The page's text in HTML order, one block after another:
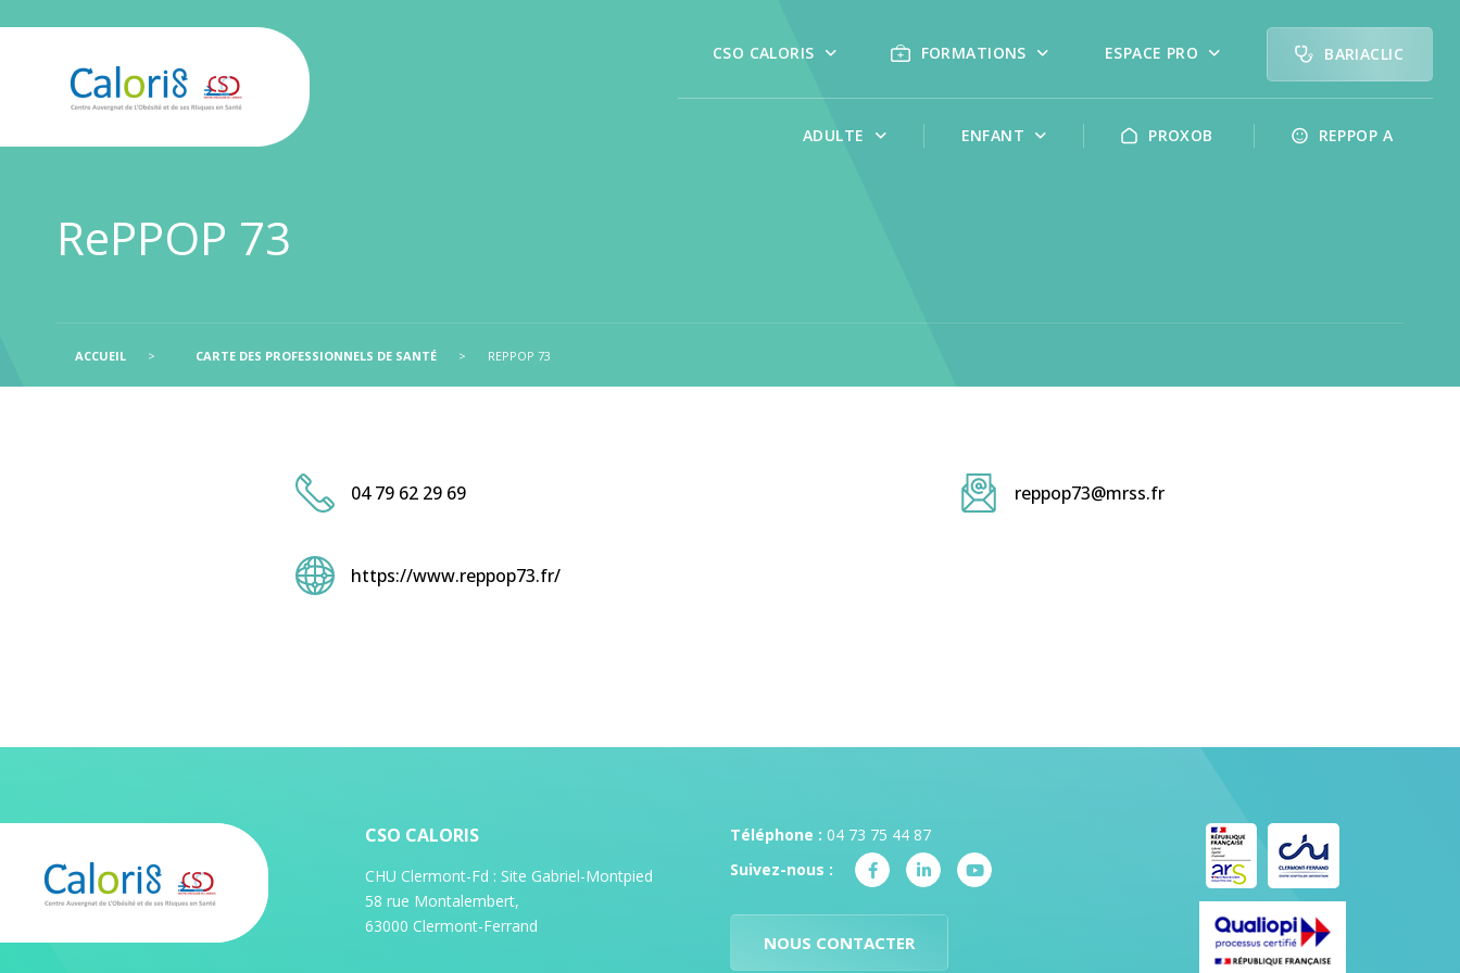
CSO CALORIS FORMATIONS ESPACE PRO BARIACLIC
ADULTE ENFANT PROXOB REPPOP A
RePPOP 73
ACCUEIL > CARTE DES PROFESSIONNELS DE SANTÉ > REPPOP 73
04 79 62 29 69 reppop73@mrss.fr
https://www.reppop73.fr/
CSO CALORIS
CHU Clermont-Fd : Site Gabriel-Montpied
58 rue Montalembert,
63000 Clermont-Ferrand
Téléphone : 04 73 75 44 87
Suivez-nous :
NOUS CONTACTER